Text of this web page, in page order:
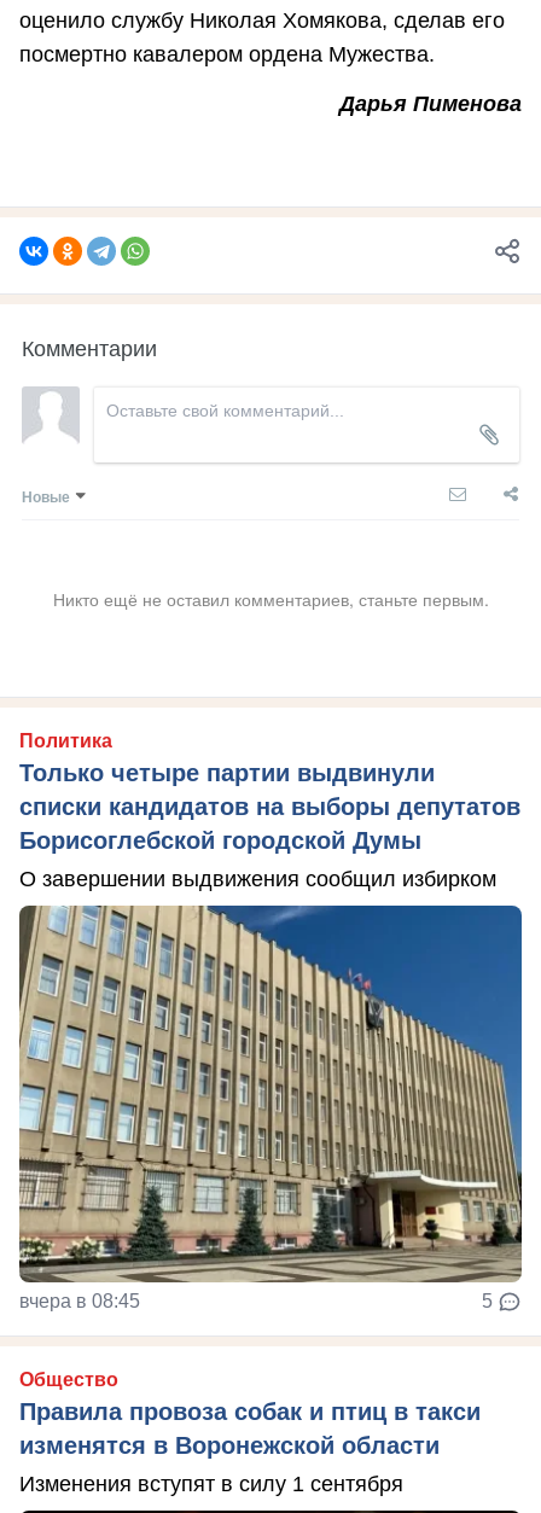
оценило службу Николая Хомякова, сделав его
посмертно кавалером ордена Мужества.
Дарья Пименова
Комментарии
Новые
Никто ещё не оставил комментариев, станьте первым.
Политика
Только четыре партии выдвинули
списки кандидатов на выборы депутатов
Борисоглебской городской Думы
О завершении выдвижения сообщил избирком
вчера в 08:45 5
Общество
Правила провоза собак и птиц в такси
изменятся в Воронежской области
Изменения вступят в силу 1 сентября